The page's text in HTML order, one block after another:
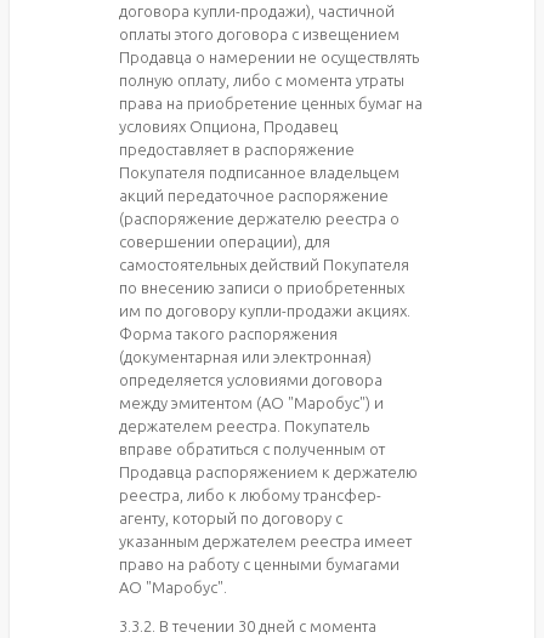
договора купли-продажи), частичной
оплаты этого договора с извещением
Продавца о намерении не осуществлять
полную оплату, либо с момента утраты
права на приобретение ценных бумаг на
условиях Опциона, Продавец
предоставляет в распоряжение
Покупателя подписанное владельцем
акций передаточное распоряжение
(распоряжение держателю реестра о
совершении операции), для
самостоятельных действий Покупателя
по внесению записи о приобретенных
им по договору купли-продажи акциях.
Форма такого распоряжения
(документарная или электронная)
определяется условиями договора
между эмитентом (АО "Маробус") и
держателем реестра. Покупатель
вправе обратиться с полученным от
Продавца распоряжением к держателю
реестра, либо к любому трансфер-
агенту, который по договору с
указанным держателем реестра имеет
право на работу с ценными бумагами
АО "Маробус".
3.3.2. В течении 30 дней с момента